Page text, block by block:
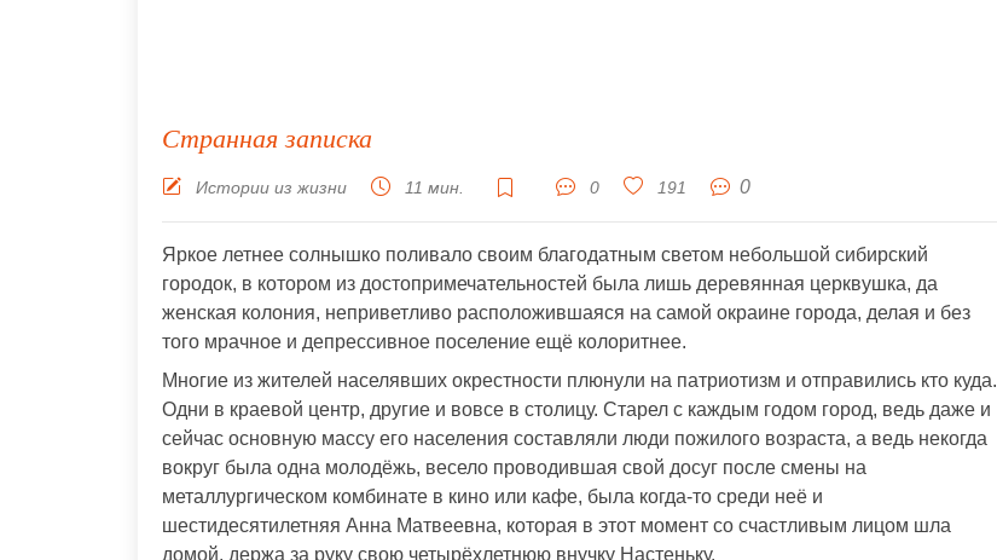
Странная записка
Истории из жизни 11 мин. 0 191 0
Яркое летнее солнышко поливало своим благодатным светом небольшой сибирский
городок, в котором из достопримечательностей была лишь деревянная церквушка, да
женская колония, неприветливо расположившаяся на самой окраине города, делая и без
того мрачное и депрессивное поселение ещё колоритнее.
Многие из жителей населявших окрестности плюнули на патриотизм и отправились кто куда.
Одни в краевой центр, другие и вовсе в столицу. Старел с каждым годом город, ведь даже и
сейчас основную массу его населения составляли люди пожилого возраста, а ведь некогда
вокруг была одна молодёжь, весело проводившая свой досуг после смены на
металлургическом комбинате в кино или кафе, была когда-то среди неё и
шестидесятилетняя Анна Матвеевна, которая в этот момент со счастливым лицом шла
домой, держа за руку свою четырёхлетнюю внучку Настеньку.